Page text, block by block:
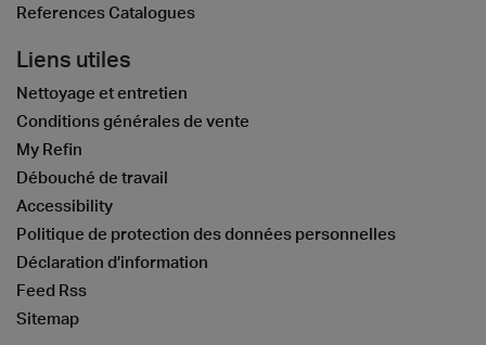
References Catalogues
Liens utiles
Nettoyage et entretien
Conditions générales de vente
My Refin
Débouché de travail
Accessibility
Politique de protection des données personnelles
Déclaration d’information
Feed Rss
Sitemap